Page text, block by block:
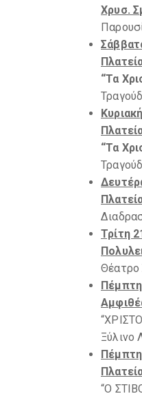
Χρυσ.
“Τα
“Τα
Τρίτη
Θέατρο
Ξύλινο
“Ο